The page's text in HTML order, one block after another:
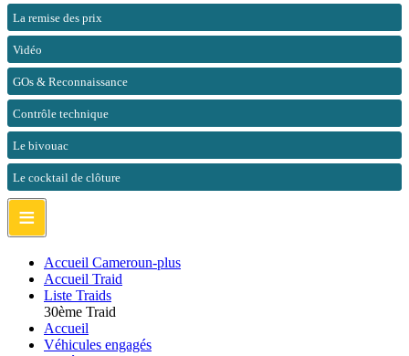
La remise des prix
Vidéo
GOs & Reconnaissance
Contrôle technique
Le bivouac
Le cocktail de clôture
≡
Accueil Cameroun-plus
Accueil Traid
Liste Traids
30ème Traid
Accueil
Véhicules engagés